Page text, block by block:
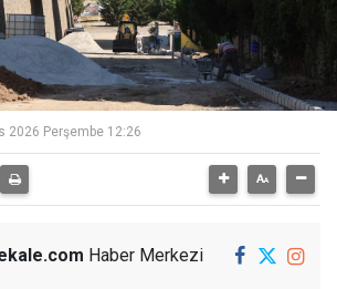
2026 Perşembe 12:26
Haber Merkezi